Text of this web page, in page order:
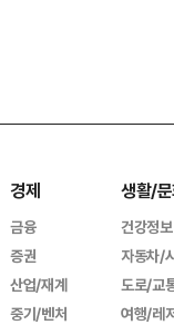
경제
금융
증권
산업/재계
중기/벤처
생활/
건강정보
자동차/
도로/교
여행/레